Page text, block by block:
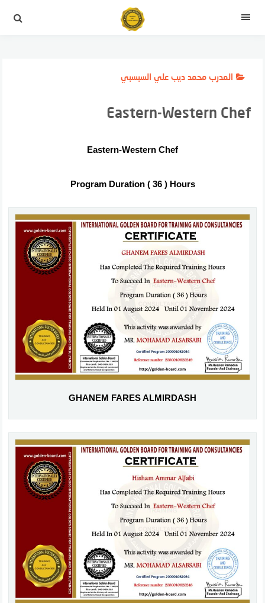
القائمة
المدرب محمد ديب علي السبسبي
Eastern-Western Chef
Eastern-Western Chef
Program Duration ( 36 ) Hours
GHANEM FARES ALMIRDASH